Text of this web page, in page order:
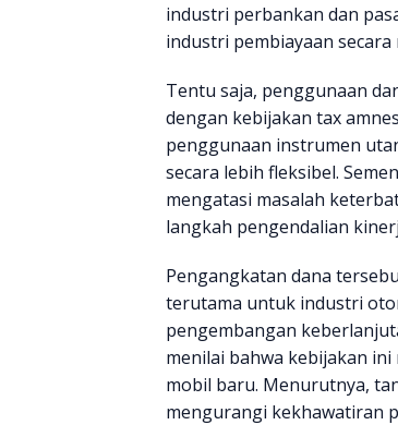
industri perbankan dan
industri pembiayaan secara
Tentu saja, penggunaan
dengan kebijakan tax
penggunaan instrumen
secara lebih fleksibel.
mengatasi masalah
langkah pengendalian
Pengangkatan dana
terutama untuk industri
pengembangan
menilai bahwa kebijakan
mobil baru. Menurutnya,
mengurangi kekhawatiran